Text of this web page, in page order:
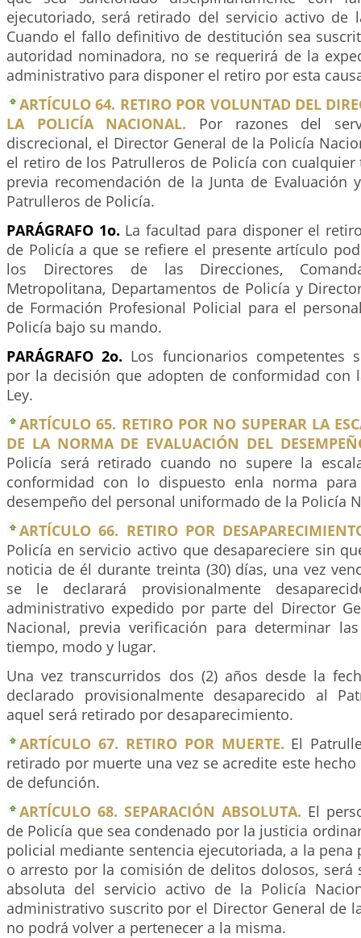
ejecutoriado, será retirado del servicio activo de
Cuando el fallo definitivo de destitución sea
autoridad nominadora, no se requerirá de la
administrativo para disponer el retiro por esta
ARTÍCULO 64. RETIRO POR VOLUNTAD DEL
LA POLICÍA NACIONAL. Por razones del
discrecional, el Director General de la Policía
el retiro de los Patrulleros de Policía con
previa recomendación de la Junta de Evaluación
Patrulleros de Policía.
PARÁGRAFO 1o. La facultad para disponer el
de Policía a que se refiere el presente artículo
los Directores de las Direcciones,
Metropolitana, Departamentos de Policía y
de Formación Profesional Policial para el
Policía bajo su mando.
PARÁGRAFO 2o. Los funcionarios competentes
por la decisión que adopten de conformidad con
Ley.
ARTÍCULO 65. RETIRO POR NO SUPERAR LA
DE LA NORMA DE EVALUACIÓN DEL
Policía será retirado cuando no supere la
conformidad con lo dispuesto enla norma
desempeño del personal uniformado de la Policía
ARTÍCULO 66. RETIRO POR
Policía en servicio activo que desapareciere sin
noticia de él durante treinta (30) días, una vez
se le declarará provisionalmente
administrativo expedido por parte del Director
Nacional, previa verificación para determinar
tiempo, modo y lugar.
Una vez transcurridos dos (2) años desde la
declarado provisionalmente desaparecido al
aquel será retirado por desaparecimiento.
ARTÍCULO 67. RETIRO POR MUERTE. El
retirado por muerte una vez se acredite este
de defunción.
ARTÍCULO 68. SEPARACIÓN ABSOLUTA. El
de Policía que sea condenado por la justicia
policial mediante sentencia ejecutoriada, a la
o arresto por la comisión de delitos dolosos, será
absoluta del servicio activo de la Policía
administrativo suscrito por el Director General de
no podrá volver a pertenecer a la misma.